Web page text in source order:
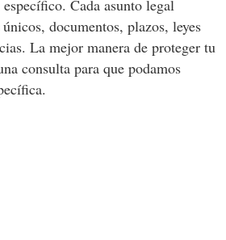
Cada asunto legal
documentos, plazos, leyes
La mejor manera de proteger tu
consulta para que podamos